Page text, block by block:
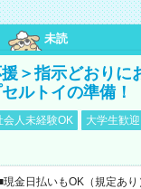
未読
＞指示どおりに
ルトイの準備！
会人未経験OK 大学生歓迎
金日払いもOK（規定あり